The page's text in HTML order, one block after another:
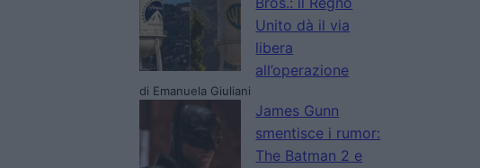
Unito dà il via
libera
all’operazione
di Emanuela Giuliani
James Gunn
smentisce i rumor:
The Batman 2 e